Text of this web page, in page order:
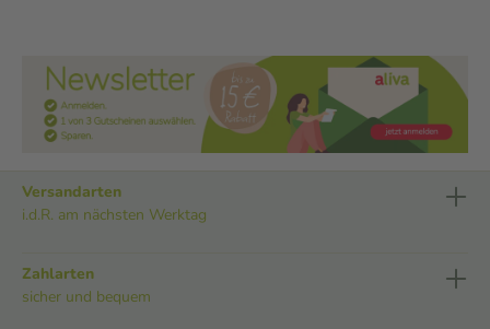
Versandarten
i.d.R. am nächsten Werktag
Zahlarten
sicher und bequem